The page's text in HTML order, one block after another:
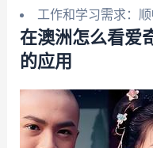
工作和学习需求：
在澳洲怎么看爱
的应用